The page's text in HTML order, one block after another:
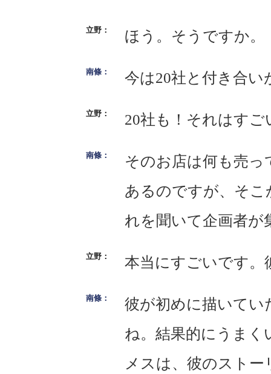
ほう。そうですか。
今は20社と付き合
20社も！それはすご
そのお店は何も売
あるのですが、そ
れを聞いて企画者
本当にすごいです。
彼が初めに描いて
ね。結果的にうま
メスは、彼のスト